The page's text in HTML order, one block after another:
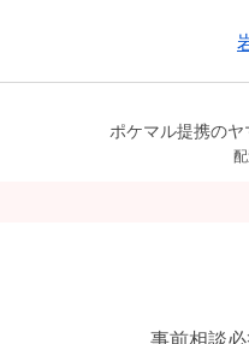
ポケマル提携のヤ
事前相談